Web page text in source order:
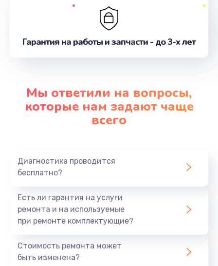
Гарантия на работы и запчасти - до 3-х лет
Мы ответили на вопросы,
которые нам задают чаще
всего
Диагностика проводится
бесплатно?
Есть ли гарантия на услуги
ремонта и на используемые
при ремонте комплектующие?
Стоимость ремонта может
быть изменена?